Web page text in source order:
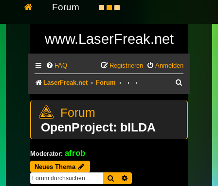
Forum
www.LaserFreak.net
FAQ Anmelden
Registrieren
LaserFreak.net Forum
OpenProject: bILDA
Moderator: afrob
Neues Thema
Suche